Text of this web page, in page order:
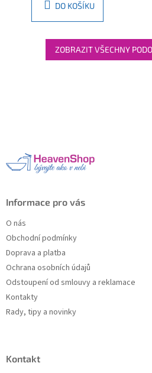
DO KOŠÍKU
ZOBRAZIT VŠECHNY
Informace pro vás
O nás
Obchodní podmínky
Doprava a platba
Ochrana osobních údajů
Odstoupení od smlouvy a reklamace
Kontakty
Rady, tipy a novinky
Kontakt